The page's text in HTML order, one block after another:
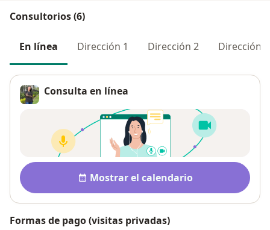
Consultorios (6)
En línea Dirección 1 Dirección 2 Dirección 3
Consulta en línea
Disponibilidad
Mostrar el calendario
Formas de pago (visitas privadas)